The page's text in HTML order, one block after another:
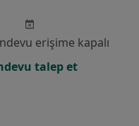
erişime kapalı
talep et